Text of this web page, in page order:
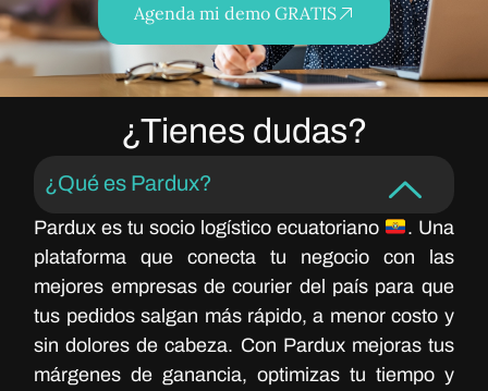
Agenda mi demo GRATIS
¿Tienes dudas?
¿Qué es Pardux?
Pardux es tu socio logístico ecuatoriano
. Una
plataforma que conecta tu negocio con las
mejores empresas de courier del país para que
tus pedidos salgan más rápido, a menor costo y
sin dolores de cabeza. Con Pardux mejoras tus
márgenes de ganancia, optimizas tu tiempo y